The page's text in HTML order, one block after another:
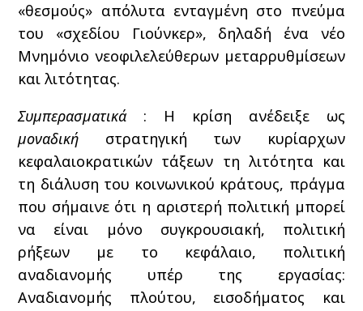
«θεσμούς» απόλυτα ενταγμένη στο πνεύμα
του «σχεδίου Γιούνκερ», δηλαδή ένα νέο
Μνημόνιο νεοφιλελεύθερων μεταρρυθμίσεων
και λιτότητας.
Συμπερασματικά : Η κρίση ανέδειξε ως
μοναδική στρατηγική των κυρίαρχων
κεφαλαιοκρατικών τάξεων τη λιτότητα και
τη διάλυση του κοινωνικού κράτους, πράγμα
που σήμαινε ότι η αριστερή πολιτική μπορεί
να είναι μόνο συγκρουσιακή, πολιτική
ρήξεων με το κεφάλαιο, πολιτική
αναδιανομής υπέρ της εργασίας:
Αναδιανομής πλούτου, εισοδήματος και